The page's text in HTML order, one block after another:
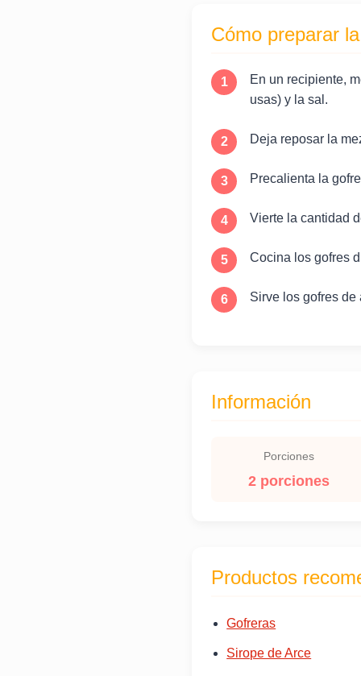
Cómo preparar
En un recipiente,
usas) y la sal.
Deja reposar la
Precalienta la
Vierte la cantidad
Cocina los gofres
Sirve los gofres de
Información
Porciones
2 porciones
Productos
Gofreras
Sirope de Arce